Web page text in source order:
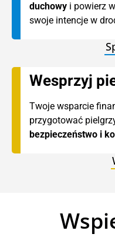
duchowy i powierz
swoje intencje w
Wesprzyj
Twoje wsparcie
przygotować
bezpieczeństwo i